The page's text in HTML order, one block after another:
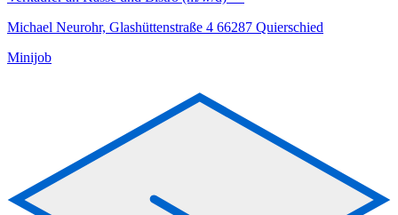
Michael Neurohr, Glashüttenstraße 4 66287 Quierschied
Minijob